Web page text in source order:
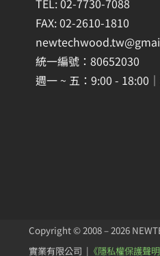
TEL: 02-7730-7088
FAX: 02-2610-1810
統一編號：80652030
週一 ~ 五：9:00 - 18:00
Copyright © 2008 – 2026
實業有限公司 | 《隱私權保護聲明